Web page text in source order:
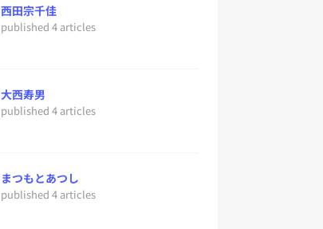
西田宗千佳
published 4 articles
大西寿男
published 4 articles
まつもとあつし
published 4 articles